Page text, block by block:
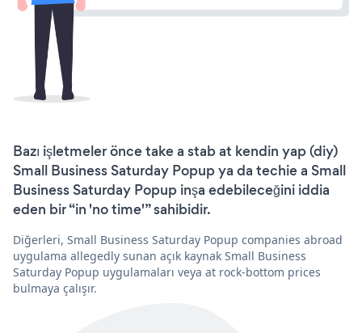
Bazı işletmeler önce take a stab at kendin yap (diy)
Small Business Saturday Popup ya da techie a Small
Business Saturday Popup inşa edebileceğini iddia
eden bir “in 'no time'” sahibidir.
Diğerleri, Small Business Saturday Popup companies abroad
uygulama allegedly sunan açık kaynak Small Business
Saturday Popup uygulamaları veya at rock-bottom prices
bulmaya çalışır.